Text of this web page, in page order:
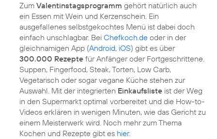
Zum Valentinstagsprogramm gehört natürlich auch
ein Essen mit Wein und Kerzenschein. Ein
ausgefallenes selbstgekochtes Menü ist dabei doch
einfach unschlagbar. Bei Chefkoch.de oder in der
gleichnamigen App (Android, iOS) gibt es über
300.000 Rezepte für Anfänger oder Fortgeschrittene.
Suppen, Fingerfood, Steak, Torten, Low Carb,
Vegetarisch oder sogar vegane Küche stehen zur
Auswahl. Mit der integrierten Einkaufsliste ist der Weg
in den Supermarkt optimal vorbereitet und die How-to-
Videos erklären in wenigen Minuten, wie das Gericht zu
einem Meisterwerk wird. Noch mehr zum Thema
Kochen und Rezepte gibt es hier.